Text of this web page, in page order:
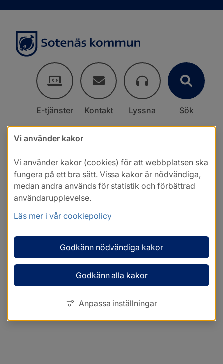
E-tjänster Kontakt Lyssna Sök
Vi använder kakor
Vi använder kakor (cookies) för att webbplatsen ska
fungera på ett bra sätt. Vissa kakor är nödvändiga,
medan andra används för statistik och förbättrad
användarupplevelse.
Läs mer i vår cookiepolicy
Godkänn nödvändiga kakor
Godkänn alla kakor
Anpassa inställningar